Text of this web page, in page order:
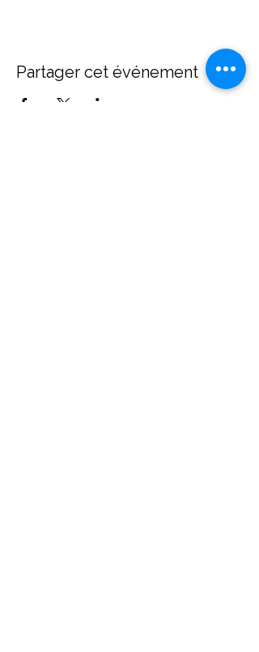
Partager cet événement